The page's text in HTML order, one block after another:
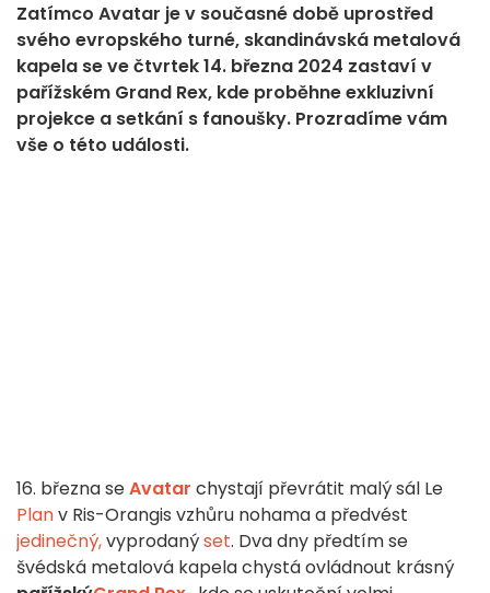
Zatímco Avatar je v současné době uprostřed
svého evropského turné, skandinávská metalová
kapela se ve čtvrtek 14. března 2024 zastaví v
pařížském Grand Rex, kde proběhne exkluzivní
projekce a setkání s fanoušky. Prozradíme vám
vše o této události.
16. března seAvatar chystají převrátit malý sál Le
Planv Ris-Orangis vzhůru nohama a předvést
jedinečný,vyprodanýset. Dva dny předtím se
švédská metalová kapela chystá ovládnout krásný